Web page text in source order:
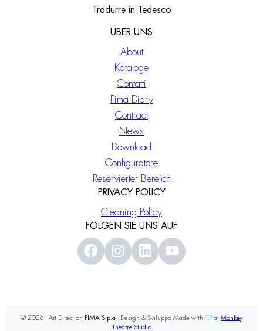
Tradurre in Tedesco
ÜBER UNS
About
Kataloge
Contatti
Fima Diary
Contract
News
Download
Configuratore
Reservierter Bereich
PRIVACY POLICY
Cleaning Policy
FOLGEN SIE UNS AUF
© 2026 - Art Direction FIMA S.p.a - Design & Sviluppo Made with at Monkey
Theatre Studio